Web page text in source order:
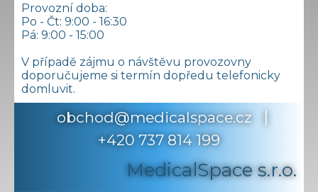
Provozní doba:
Po - Čt: 9:00 - 16:30
Pá: 9:00 - 15:00
V případě zájmu o návštěvu provozovny
doporučujeme si termín dopředu telefonicky
domluvit.
obchod@medicalspace.cz |
+420 737 814 199
MedicalSpace s.r.o.